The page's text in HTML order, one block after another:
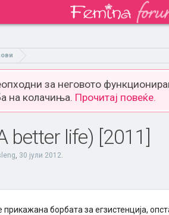
за неговото
на колачиња. Прочитај повеќе.
life) [2011]
, 30 јули 2012.
прикажана борбата за егзистенција,